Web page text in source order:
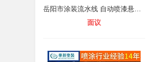
面议